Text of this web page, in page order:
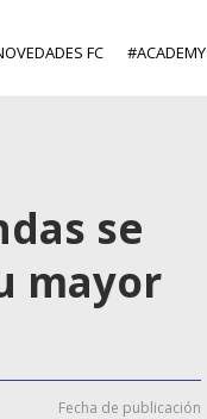
FC #ACADEMY
se
mayor
Fecha de publicación